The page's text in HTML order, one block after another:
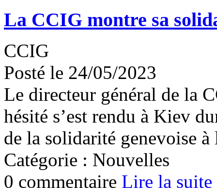
La CCIG montre sa
CCIG
Posté le 24/05/2023
Le directeur général de la
hésité s’est rendu à Kiev
de la solidarité genevoise
Catégorie : Nouvelles
0 commentaire Lire la suite